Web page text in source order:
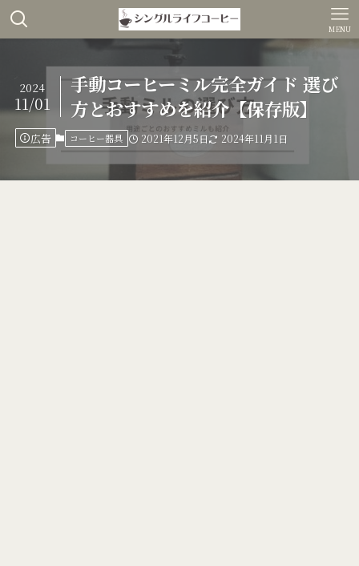
MENU
手動コーヒーミル完全ガイド 選び
方とおすすめを紹介【保存版】
2024
11/01
広告 コーヒー器具 2021年12月5日 2024年11月1日